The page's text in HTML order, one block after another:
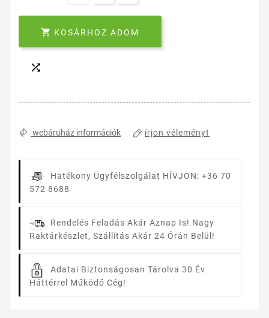
 KOSÁRHOZ ADOM

webáruház információk írjon véleményt
Hatékony Ügyfélszolgálat HÍVJON: +36 70
572 8688
Rendelés Feladás Akár Aznap Is! Nagy
Raktárkészlet, Szállítás Akár 24 Órán Belül!
Adatai Biztonságosan Tárolva 30 Év
Háttérrel Működő Cég!